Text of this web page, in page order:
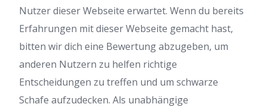
Nutzer dieser Webseite erwartet. Wenn du bereits
Erfahrungen mit dieser Webseite gemacht hast,
bitten wir dich eine Bewertung abzugeben, um
anderen Nutzern zu helfen richtige
Entscheidungen zu treffen und um schwarze
Schafe aufzudecken. Als unabhängige